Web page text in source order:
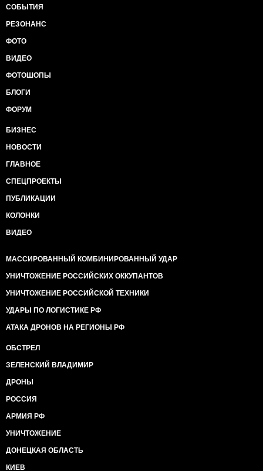
СОБЫТИЯ
РЕЗОНАНС
ФОТО
ВИДЕО
ФОТОШОПЫ
БЛОГИ
ФОРУМ
БИЗНЕС
НОВОСТИ
ГЛАВНОЕ
СПЕЦПРОЕКТЫ
ПУБЛИКАЦИИ
КОЛОНКИ
ВИДЕО
МАССИРОВАННЫЙ КОМБИНИРОВАННЫЙ УДАР
УНИЧТОЖЕНИЕ РОССИЙСКИХ ОККУПАНТОВ
УНИЧТОЖЕНИЕ РОССИЙСКОЙ ТЕХНИКИ
УДАРЫ ПО ЛОГИСТИКЕ РФ
АТАКА ДРОНОВ НА РЕГИОНЫ РФ
ОБСТРЕЛ
ЗЕЛЕНСКИЙ ВЛАДИМИР
ДРОНЫ
РОССИЯ
АРМИЯ РФ
УНИЧТОЖЕНИЕ
ДОНЕЦКАЯ ОБЛАСТЬ
КИЕВ